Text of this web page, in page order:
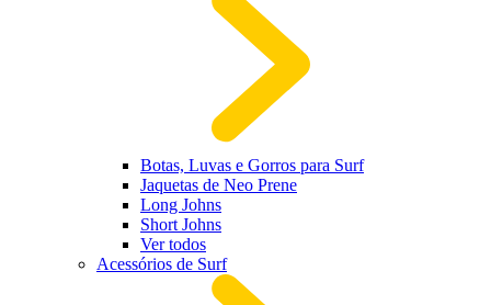
Botas, Luvas e Gorros para Surf
Jaquetas de Neo Prene
Long Johns
Short Johns
Ver todos
Acessórios de Surf